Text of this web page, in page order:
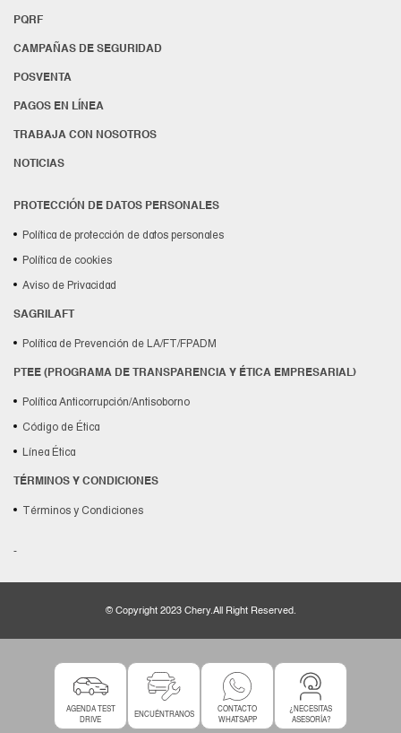
AGENDA TEST
DRIVE
ENCUÉNTRANOS
CONTACTO
WHATSAPP
¿NECESITAS
ASESORÍA?
PQRF
CAMPAÑAS DE SEGURIDAD
POSVENTA
PAGOS EN LÍNEA
TRABAJA CON NOSOTROS
NOTICIAS
PROTECCIÓN DE DATOS PERSONALES
Política de protección de datos personales
Política de cookies
Aviso de Privacidad
SAGRILAFT
Política de Prevención de LA/FT/FPADM
PTEE (PROGRAMA DE TRANSPARENCIA Y ÉTICA EMPRESARIAL)
Política Anticorrupción/Antisoborno
Código de Ética
Línea Ética
TÉRMINOS Y CONDICIONES
Términos y Condiciones
-
© Copyright 2023 Chery.All Right Reserved.